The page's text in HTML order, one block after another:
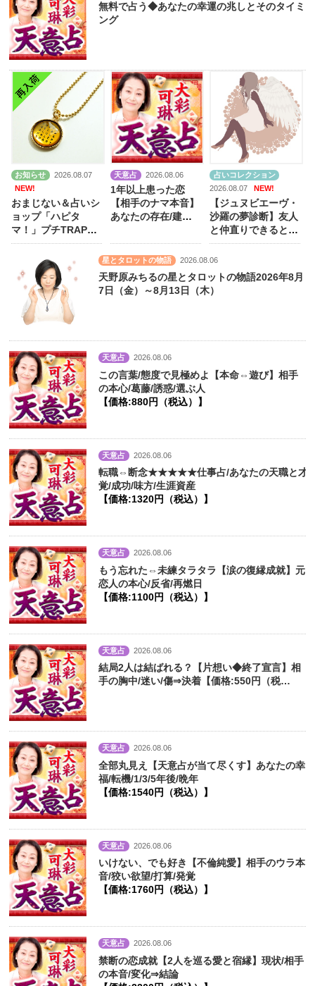
無料で占う◆あなたの幸運の兆しとそのタイミ
ング
お知らせ
2026.08.07
NEW!
おまじない＆占いシ
ョップ「ハピタ
マ！」プチTRAPS
キーホルダー
天意占 2026.08.06
1年以上患った恋
【相手のナマ本音】
あなたの存在/建前/
格:990円（税込）】
占いコレクション
2026.08.07
NEW!
【ジュヌビエーヴ・
沙羅の夢診断】友人
と仲直りできるとき
に見る夢は？
星とタロットの物語 2026.08.06
天野原みちるの星とタロットの物語2026年8月
7日（金）～8月13日（木）
天意占 2026.08.06
この言葉/態度で見極めよ【本命⇔遊び】相手
の本心/葛藤/誘惑/選ぶ人
【価格:880円（税込）】
天意占 2026.08.06
転職⇔断念★★★★★仕事占/あなたの天職と才
覚/成功/味方/生涯資産
【価格:1320円（税込）】
天意占 2026.08.06
もう忘れた⇔未練タラタラ【涙の復縁成就】元
恋人の本心/反省/再燃日
【価格:1100円（税込）】
天意占 2026.08.06
結局2人は結ばれる？【片想い◆終了宣言】相
手の胸中/迷い/傷⇒決着【価格:550円（税
天意占 2026.08.06
全部丸見え【天意占が当て尽くす】あなたの幸
福/転機/1/3/5年後/晩年
【価格:1540円（税込）】
天意占 2026.08.06
いけない、でも好き【不倫純愛】相手のウラ本
音/狡い欲望/打算/発覚
【価格:1760円（税込）】
天意占 2026.08.06
禁断の恋成就【2人を巡る愛と宿縁】現状/相手
の本音/変化⇒結論